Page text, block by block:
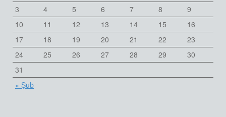
« Şub
3
4 5 6 7 8
9
10
11 12 13 14 15
16
17
18 19 20 21 22
23
24
25 26 27 28 29
30
31